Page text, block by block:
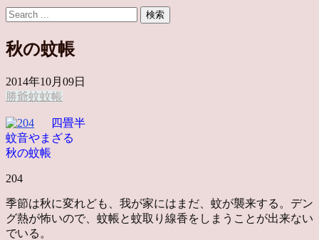
秋の蚊帳
2014年10月09日
勝爺蚊蚊帳
四畳半
蚊音やまざる
秋の蚊帳
204
季節は秋に変れども、我が家にはまだ、蚊が襲来する。デン
グ熱が怖いので、蚊帳と蚊取り線香をしまうことが出来ない
でいる。